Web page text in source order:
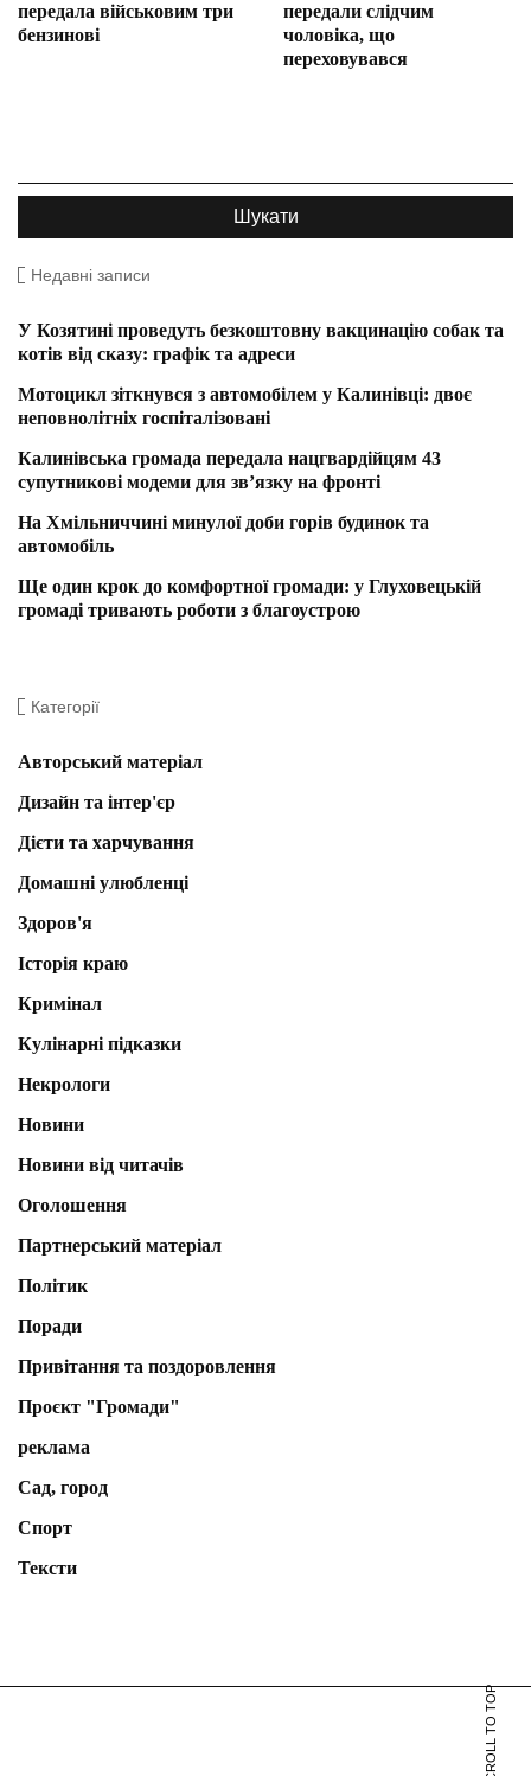
передала військовим три
бензинові
передали слідчим
чоловіка, що
переховувався
Недавні записи
У Козятині проведуть безкоштовну вакцинацію собак та
котів від сказу: графік та адреси
Мотоцикл зіткнувся з автомобілем у Калинівці: двоє
неповнолітніх госпіталізовані
Калинівська громада передала нацгвардійцям 43
супутникові модеми для зв’язку на фронті
На Хмільниччині минулої доби горів будинок та
автомобіль
Ще один крок до комфортної громади: у Глуховецькій
громаді тривають роботи з благоустрою
Категорії
Авторський матеріал
Дизайн та інтер'єр
Дієти та харчування
Домашні улюбленці
Здоров'я
Історія краю
Кримінал
Кулінарні підказки
Некрологи
Новини
Новини від читачів
Оголошення
Партнерський матеріал
Політик
Поради
Привітання та поздоровлення
Проєкт "Громади"
реклама
Сад, город
Спорт
Тексти
SCROLL TO TOP